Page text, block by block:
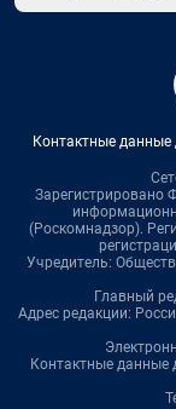
Контактные данные
Зарегистрировано
(Роскомнадзор).
Учредитель:
Главный
Адрес редакции:
Контактные данные